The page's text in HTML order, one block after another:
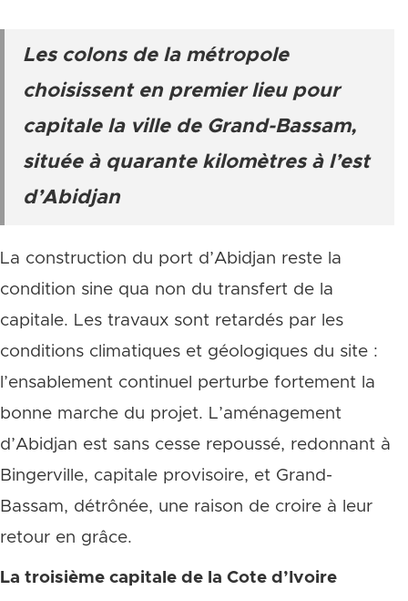
Les colons de la métropole
choisissent en premier lieu pour
capitale la ville de Grand-Bassam,
située à quarante kilomètres à l’est
d’Abidjan
La construction du port d’Abidjan reste la
condition sine qua non du transfert de la
capitale. Les travaux sont retardés par les
conditions climatiques et géologiques du site :
l’ensablement continuel perturbe fortement la
bonne marche du projet. L’aménagement
d’Abidjan est sans cesse repoussé, redonnant à
Bingerville, capitale provisoire, et Grand-
Bassam, détrônée, une raison de croire à leur
retour en grâce.
La troisième capitale de la Cote d’Ivoire